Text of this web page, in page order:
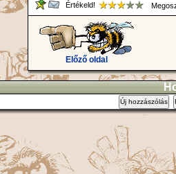
Értékeld!
Előző oldal
Új hozzászólás